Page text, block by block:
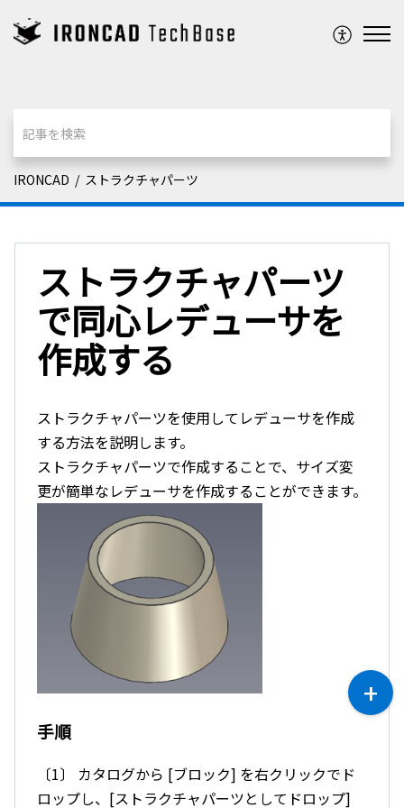
IRONCAD ストラクチャパーツ
ストラクチャパーツ
で同心レデューサを
作成する
ストラクチャパーツを使用してレデューサを作成
する方法を説明します。
ストラクチャパーツで作成することで、サイズ変
更が簡単なレデューサを作成することができます。
手順
〔1〕 カタログから [ブロック] を右クリックでド
ロップし、[ストラクチャパーツとしてドロップ]